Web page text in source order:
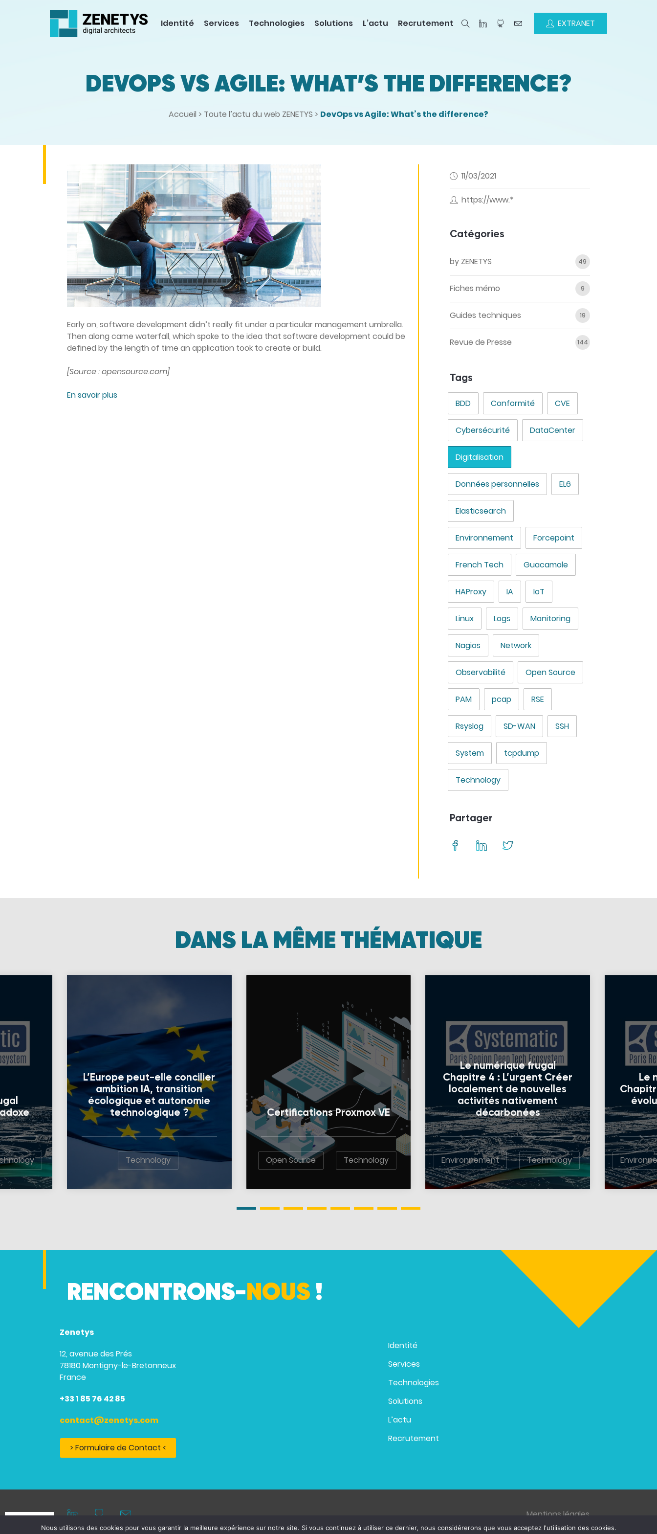
Identité Services Technologies Solutions L’actu Recrutement EXTRANET
DEVOPS VS AGILE: WHAT’S THE DIFFERENCE?
Accueil > Toute l’actu du web ZENETYS > DevOps vs Agile: What’s the difference?
Early on, software development didn’t really fit under a particular management umbrella.
Then along came waterfall, which spoke to the idea that software development could be
defined by the length of time an application took to create or build.
[Source : opensource.com]
En savoir plus
11/03/2021
https://www.*
Catégories
by ZENETYS 49
Fiches mémo 9
Guides techniques 19
Revue de Presse 144
Tags
BDD Conformité CVE
Cybersécurité DataCenter
Digitalisation
Données personnelles EL6
Elasticsearch
Environnement Forcepoint
French Tech Guacamole
HAProxy IA IoT
Linux Logs Monitoring
Nagios Network
Observabilité Open Source
PAM pcap RSE
Rsyslog SD-WAN SSH
System tcpdump
Technology
Partager
DANS LA MÊME THÉMATIQUE
L’Europe peut-elle concilier
ambition IA, transition
écologique et autonomie
technologique ?
Technology
Certifications Proxmox VE
Open Source Technology
Le numérique frugal
Chapitre 4 : L’urgent Créer
localement de nouvelles
activités nativement
décarbonées
Environnement Technology
Le
RENCONTRONS-NOUS !
Zenetys
12, avenue des Prés
78180 Montigny-le-Bretonneux
France
+33 1 85 76 42 85
contact@zenetys.com
> Formulaire de Contact <
Identité
Services
Technologies
Solutions
L’actu
Recrutement
Mentions légales
Nous utilisons des cookies pour vous garantir la meilleure expérience sur notre site. Si vous continuez à utiliser ce dernier, nous considérerons que vous acceptez l'utilisation des cookies.